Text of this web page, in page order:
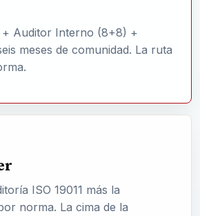
+ Auditor Interno (8+8) +
meses de comunidad. La ruta
ISO 19011 más la
norma. La cima de la